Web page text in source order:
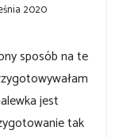
2020
sposób na te
jest
tak